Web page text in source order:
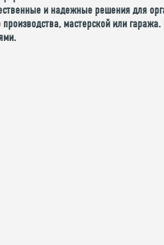
и надежные решения для
мастерской или